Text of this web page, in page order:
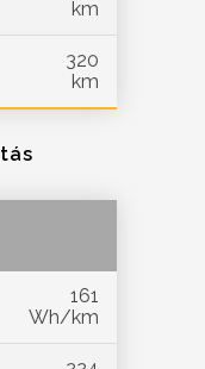
km
320
km
161
Wh/km